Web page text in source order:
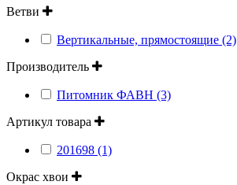
Ветви
Вертикальные, прямостоящие (2)
Производитель
Питомник ФАВН (3)
Артикул товара
201698 (1)
Окрас хвои